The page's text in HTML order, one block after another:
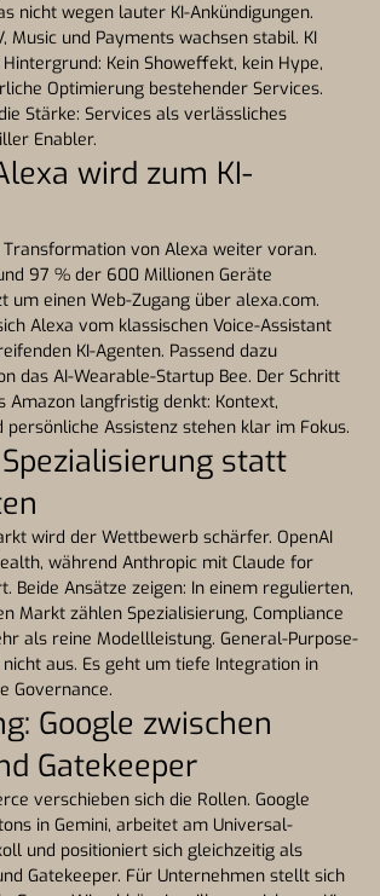
nicht wegen lauter KI-Ankündigungen.
Music und Payments wachsen stabil. KI
Kein Showeffekt, kein Hype,
Optimierung bestehender Services.
Stärke: Services als verlässliches
Enabler.
wird zum KI-
von Alexa weiter voran.
97 % der 600 Millionen Geräte
um einen Web-Zugang über alexa.com.
Alexa vom klassischen Voice-Assistant
KI-Agenten. Passend dazu
das AI-Wearable-Startup Bee. Der Schritt
Amazon langfristig denkt: Kontext,
persönliche Assistenz stehen klar im Fokus.
statt
wird der Wettbewerb schärfer. OpenAI
während Anthropic mit Claude for
Beide Ansätze zeigen: In einem regulierten,
Markt zählen Spezialisierung, Compliance
als reine Modellleistung. General-Purpose-
aus. Es geht um tiefe Integration in
Governance.
Google zwischen
Gatekeeper
verschieben sich die Rollen. Google
in Gemini, arbeitet am Universal-
und positioniert sich gleichzeitig als
Gatekeeper. Für Unternehmen stellt sich